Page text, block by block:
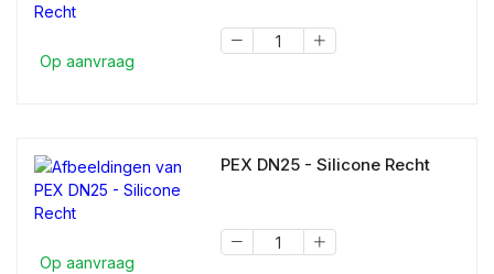
Op aanvraag
Op aanvraag
PEX DN25 - Silicone Recht